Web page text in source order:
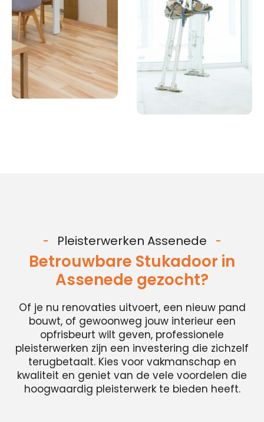
Pleisterwerken Assenede
Betrouwbare Stukadoor in
Assenede gezocht?
Of je nu renovaties uitvoert, een nieuw pand
bouwt, of gewoonweg jouw interieur een
opfrisbeurt wilt geven, professionele
pleisterwerken zijn een investering die zichzelf
terugbetaalt. Kies voor vakmanschap en
kwaliteit en geniet van de vele voordelen die
hoogwaardig pleisterwerk te bieden heeft.